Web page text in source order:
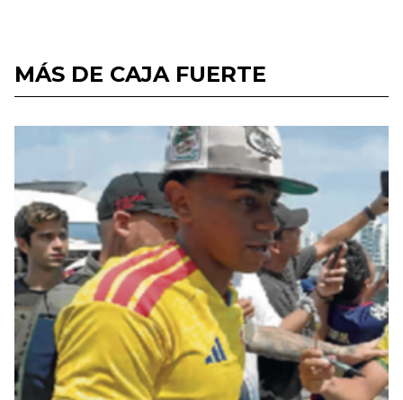
MÁS DE CAJA FUERTE